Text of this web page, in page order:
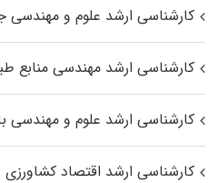
کارشناسی ارشد علوم و مهندسی
کارشناسی ارشد مهندسی منابع
کارشناسی ارشد علوم و مهندسی
کارشناسی ارشد اقتصاد کشاورزی